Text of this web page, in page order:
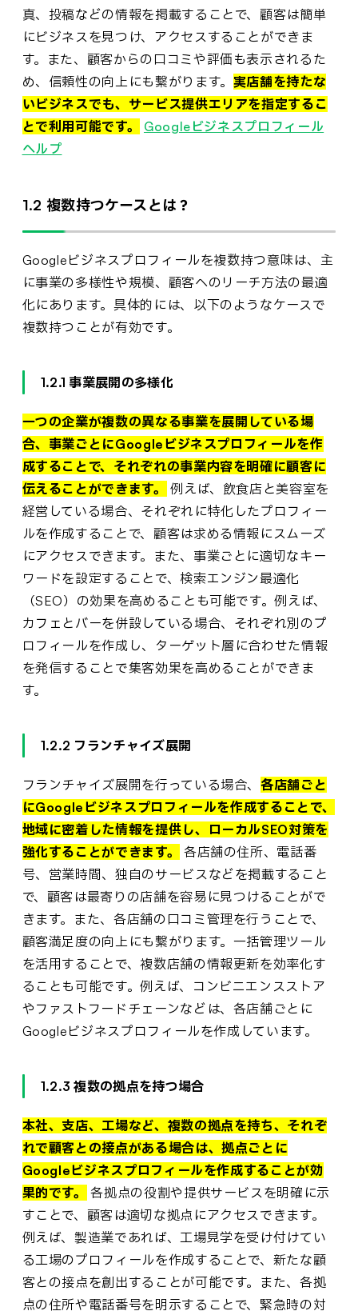
真、投稿などの情報を掲載することで、顧客は簡単
にビジネスを見つけ、アクセスすることができま
す。また、顧客からの口コミや評価も表示されるた
め、信頼性の向上にも繋がります。 実店舗を持たな
いビジネスでも、サービス提供エリアを指定するこ
とで利用可能です。
Googleビジネスプロフィール
ヘルプ
1.2 複数持つケースとは？
Googleビジネスプロフィールを複数持つ意味は、主
に事業の多様性や規模、顧客へのリーチ方法の最適
化にあります。具体的には、以下のようなケースで
複数持つことが有効です。
1.2.1 事業展開の多様化
一つの企業が複数の異なる事業を展開している場
合、事業ごとにGoogleビジネスプロフィールを作
成することで、それぞれの事業内容を明確に顧客に
伝えることができます。
例えば、飲食店と美容室を
経営している場合、それぞれに特化したプロフィー
ルを作成することで、顧客は求める情報にスムーズ
にアクセスできます。また、事業ごとに適切なキー
ワードを設定することで、検索エンジン最適化
（SEO）の効果を高めることも可能です。例えば、
カフェとバーを併設している場合、それぞれ別のプ
ロフィールを作成し、ターゲット層に合わせた情報
を発信することで集客効果を高めることができま
す。
1.2.2 フランチャイズ展開
フランチャイズ展開を行っている場合、各店舗ごと
にGoogleビジネスプロフィールを作成することで、
地域に密着した情報を提供し、ローカルSEO対策を
強化することができます。
各店舗の住所、電話番
号、営業時間、独自のサービスなどを掲載すること
で、顧客は最寄りの店舗を容易に見つけることがで
きます。また、各店舗の口コミ管理を行うことで、
顧客満足度の向上にも繋がります。一括管理ツール
を活用することで、複数店舗の情報更新を効率化す
ることも可能です。例えば、コンビニエンスストア
やファストフードチェーンなどは、各店舗ごとに
Googleビジネスプロフィールを作成しています。
1.2.3 複数の拠点を持つ場合
本社、支店、工場など、複数の拠点を持ち、それぞ
れで顧客との接点がある場合は、拠点ごとに
Googleビジネスプロフィールを作成することが効
果的です。
各拠点の役割や提供サービスを明確に示
すことで、顧客は適切な拠点にアクセスできます。
例えば、製造業であれば、工場見学を受け付けてい
る工場のプロフィールを作成することで、新たな顧
客との接点を創出することが可能です。また、各拠
点の住所や電話番号を明示することで、緊急時の対